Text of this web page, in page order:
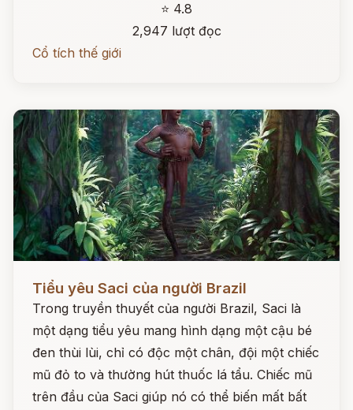
⭐ 4.8
2,947 lượt đọc
Cổ tích thế giới
Đọc ngay
Tiểu yêu Saci của người Brazil
Trong truyền thuyết của người Brazil, Saci là
một dạng tiểu yêu mang hình dạng một cậu bé
đen thùi lùi, chỉ có độc một chân, đội một chiếc
mũ đỏ to và thường hút thuốc lá tẩu. Chiếc mũ
trên đầu của Saci giúp nó có thể biến mất bất